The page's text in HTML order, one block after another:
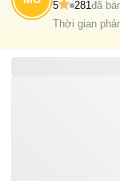
5 281đã
Thời gian